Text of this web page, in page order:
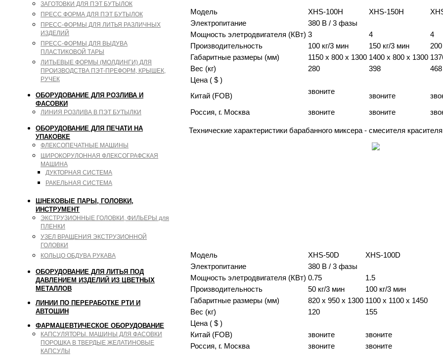
ЗАГОТОВКИ ДЛЯ ПЭТ БУТЫЛОК
ПРЕСС ФОРМА ДЛЯ ПЭТ БУТЫЛОК
ПРЕСС-ФОРМЫ ДЛЯ ЛИТЬЯ РАЗЛИЧНЫХ
ИЗДЕЛИЙ
ПРЕСС-ФОРМЫ ДЛЯ ВЫДУВА
ПЛАСТИКОВОЙ ТАРЫ
ЛИТЬЕВЫЕ ФОРМЫ (МОЛДИНГИ) ДЛЯ
ПРОИЗВОДСТВА ПЭТ-ПРЕФОРМ, КРЫШЕК,
РУЧЕК
ОБОРУДОВАНИЕ ДЛЯ РОЗЛИВА И
ФАСОВКИ
ЛИНИЯ РОЗЛИВА В ПЭТ БУТЫЛКИ
ОБОРУДОВАНИЕ ДЛЯ ПЕЧАТИ НА
УПАКОВКЕ
ФЛЕКСОПЕЧАТНЫЕ МАШИНЫ
ШИРОКОРУЛОННАЯ ФЛЕКСОГРАФСКАЯ
МАШИНА
ДУКТОРНАЯ СИСТЕМА
РАКЕЛЬНАЯ СИСТЕМА
ШНЕКОВЫЕ ПАРЫ, ГОЛОВКИ,
ИНСТРУМЕНТ
ЭКСТРУЗИОННЫЕ ГОЛОВКИ, ФИЛЬЕРЫ для
ПЛЕНКИ
УЗЕЛ ВРАЩЕНИЯ ЭКСТРУЗИОННОЙ
ГОЛОВКИ
КОЛЬЦО ОБДУВА РУКАВА
ОБОРУДОВАНИЕ ДЛЯ ЛИТЬЯ ПОД
ДАВЛЕНИЕМ ИЗДЕЛИЙ ИЗ ЦВЕТНЫХ
МЕТАЛЛОВ
ЛИНИИ ПО ПЕРЕРАБОТКЕ РТИ И
АВТОШИН
ФАРМАЦЕВТИЧЕСКОЕ ОБОРУДОВАНИЕ
КАПСУЛЯТОРЫ. МАШИНЫ ДЛЯ ФАСОВКИ
ПОРОШКА В ТВЕРДЫЕ ЖЕЛАТИНОВЫЕ
КАПСУЛЫ
Модель XHS-100H XHS-150H
Электропитание
380 В / 3 фазы
Мощность элетродвигателя (КВт) 3 4
4
Производительность
100 кг/3 мин 150 кг/3 мин
Габаритные размеры (мм)
1150 x 800 x 1300 1400 x 800 x 1300
Вес (кг)
280 398
468
Цена ( $ )
Китай (FOB)
звоните
звоните
Россия, г. Москва
звоните звоните
Технические характеристики барабанного миксера - смесителя красителя
Модель XHS-50D
XHS-100D
Электропитание
380 В / 3 фазы
Мощность элетродвигателя (КВт) 0.75
1.5
Производительность
50 кг/3 мин
100 кг/3 мин
Габаритные размеры (мм)
820 x 950 x 1300 1100 x 1100 x 1450
Вес (кг)
120
155
Цена ( $ )
Китай (FOB)
звоните
звоните
Россия, г. Москва
звоните звоните